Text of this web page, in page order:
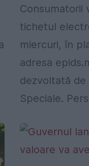
Consumatorii
tichetul
miercuri, în
adresa
dezvoltată de
Speciale.